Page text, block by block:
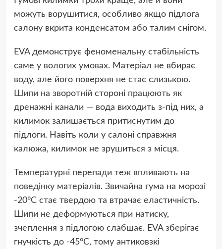
можуть ворушитися, особливо якщо підлога
салону вкрита конденсатом або талим снігом.
EVA демонструє феноменальну стабільність
саме у вологих умовах. Матеріал не вбирає
воду, але його поверхня не стає слизькою.
Шипи на зворотній стороні працюють як
дренажні канали — вода виходить з-під них, а
килимок залишається притиснутим до
підлоги. Навіть коли у салоні справжня
калюжа, килимок не зрушиться з місця.
Температурні перепади теж впливають на
поведінку матеріалів. Звичайна гума на морозі
-20°C стає твердою та втрачає еластичність.
Шипи не деформуються при натиску,
зчеплення з підлогою слабшає. EVA зберігає
гнучкість до -45°C, тому антиковзкі